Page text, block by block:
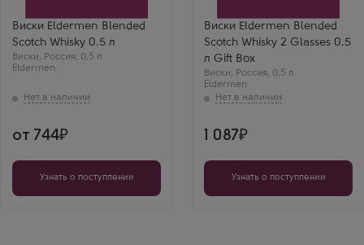
Виски Eldermen Blended
Scotch Whisky 0.5 л
Виски, Россия, 0,5 л
Eldermen
Бренд
Eldermen
Выдержка
3 года
Андрей Логинов
купажированный
виски за его
вкус. Этот - один из
лучших, что я
от 744
Узнать о поступлении
Виски Eldermen Blended
Scotch Whisky 2 Glasses 0.5
л Gift Box
Виски, Россия, 0,5 л
Eldermen
КВКЗ (Коломенский
винно-коньячный завод)
Бренд
Eldermen
Выдержка
3 года
1 087
Узнать о поступлении